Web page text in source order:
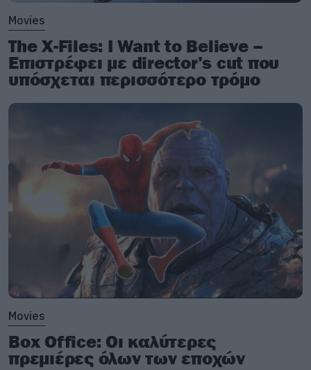
Movies
The X-Files: I Want to Believe –
Επιστρέφει με director’s cut που
υπόσχεται περισσότερο τρόμο
Movies
Box Office: Οι καλύτερες
πρεμιέρες όλων των εποχών